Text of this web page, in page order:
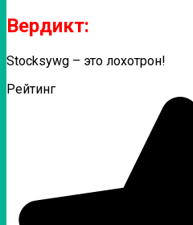
Вердикт:
Stocksywg – это лохотрон!
Рейтинг